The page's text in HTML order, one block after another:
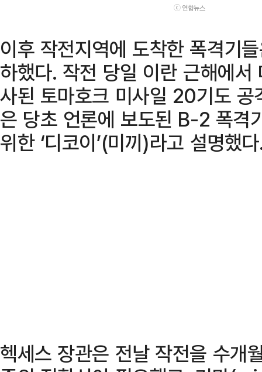
ⓒ 연합뉴스
이후 작전지역에 도착한 폭격기
하했다. 작전 당일 이란 근해에
사된 토마호크 미사일 20기도
은 당초 언론에 보도된 B-2 폭격
위한 ‘디코이’(미끼)라고 설명했
헥세스 장관은 전날 작전을 수개